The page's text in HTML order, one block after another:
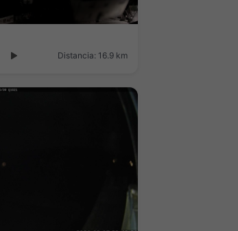
Distancia: 16.9 km